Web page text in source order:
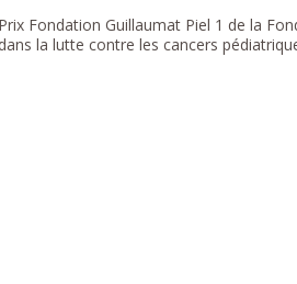
Fondation Guillaumat Piel 1 de la
la lutte contre les cancers